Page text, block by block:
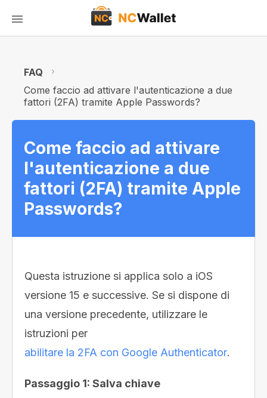
FAQ
Come faccio ad attivare l'autenticazione a due
fattori (2FA) tramite Apple Passwords?
Come faccio ad attivare
l'autenticazione a due
fattori (2FA) tramite Apple
Passwords?
Questa istruzione si applica solo a iOS
versione 15 e successive. Se si dispone di
una versione precedente, utilizzare le
istruzioni per
abilitare la 2FA con Google Authenticator.
Passaggio 1: Salva chiave